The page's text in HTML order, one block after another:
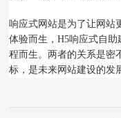
响应式网站是为了让网站
体验而生，H5响应式自
程而生。两者的关系是密
标，是未来网站建设的发